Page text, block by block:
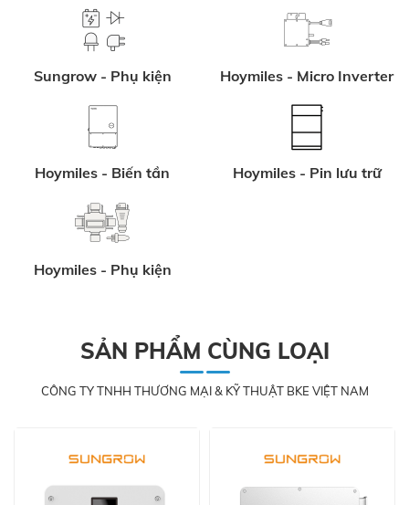
Sungrow - Phụ kiện Hoymiles - Micro Inverter
Hoymiles - Biến tần Hoymiles - Pin lưu trữ
Hoymiles - Phụ kiện
SẢN PHẨM CÙNG LOẠI
CÔNG TY TNHH THƯƠNG MẠI & KỸ THUẬT BKE VIỆT NAM